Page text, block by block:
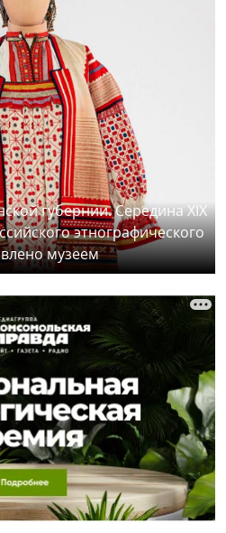
губернии. Середина XIX
этнографического
музеем